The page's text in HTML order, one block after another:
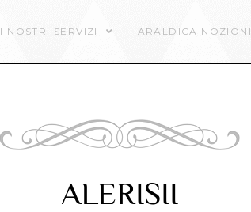
I NOSTRI SERVIZI ARALDICA NOZIONI
ALERISII